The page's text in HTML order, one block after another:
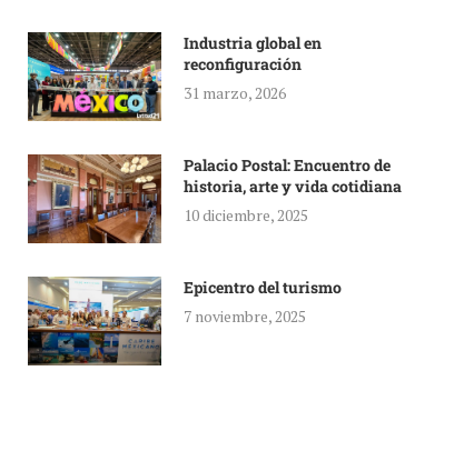
Industria global en
reconfiguración
31 marzo, 2026
Palacio Postal: Encuentro de
historia, arte y vida cotidiana
10 diciembre, 2025
Epicentro del turismo
7 noviembre, 2025